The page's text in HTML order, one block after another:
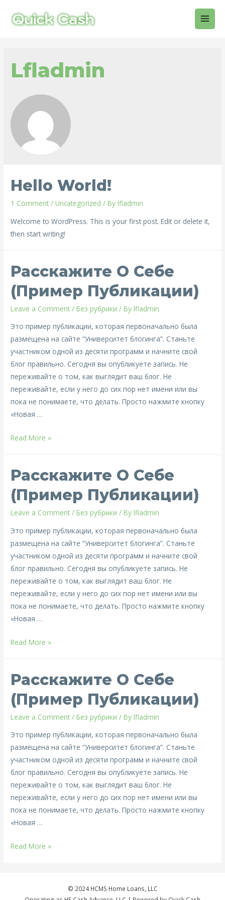
Main
Lfladmin
Hello World!
1 Comment / Uncategorized / By lfladmin
Welcome to WordPress. This is your first post. Edit or delete it,
then start writing!
Расскажите О Себе
(пример Публикации)
Leave a Comment / Без рубрики / By lfladmin
Это пример публикации, которая первоначально была
размещена на сайте “Университет блогинга”. Станьте
участником одной из десяти программ и начните свой
блог правильно. Сегодня вы опубликуете запись. Не
переживайте о том, как выглядит ваш блог. Не
переживайте, если у него до сих пор нет имени или вы
пока не понимаете, что делать. Просто нажмите кнопку
«Новая …
Расскажите
(пример
публикации)
Read More »
Расскажите О Себе
(пример Публикации)
Leave a Comment / Без рубрики / By lfladmin
Это пример публикации, которая первоначально была
размещена на сайте “Университет блогинга”. Станьте
участником одной из десяти программ и начните свой
блог правильно. Сегодня вы опубликуете запись. Не
переживайте о том, как выглядит ваш блог. Не
переживайте, если у него до сих пор нет имени или вы
пока не понимаете, что делать. Просто нажмите кнопку
«Новая …
Расскажите
(пример
публикации)
Read More »
Расскажите О Себе
(пример Публикации)
Leave a Comment / Без рубрики / By lfladmin
Это пример публикации, которая первоначально была
размещена на сайте “Университет блогинга”. Станьте
участником одной из десяти программ и начните свой
блог правильно. Сегодня вы опубликуете запись. Не
переживайте о том, как выглядит ваш блог. Не
переживайте, если у него до сих пор нет имени или вы
пока не понимаете, что делать. Просто нажмите кнопку
«Новая …
Расскажите
публикации)
Read More »
© 2024 HCMS Home Loans, LLC